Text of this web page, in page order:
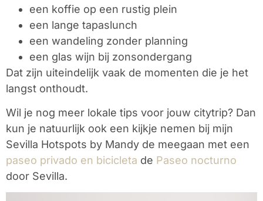
een koffie op een rustig plein
een lange tapaslunch
een wandeling zonder planning
een glas wijn bij zonsondergang
Dat zijn uiteindelijk vaak de momenten die je het
langst onthoudt.
Wil je nog meer lokale tips voor jouw citytrip? Dan
kun je natuurlijk ook een kijkje nemen bij mijn
Sevilla Hotspots by Mandy de meegaan met een
paseo privado en bicicleta de Paseo nocturno
door Sevilla.